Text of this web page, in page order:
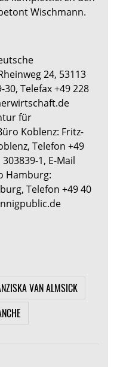
Wischmann.
24, 53113
Telefax +49 228
für
Koblenz: Fritz-
Telefon +49
1, E-Mail
Hamburg:
Telefon +49 40
VAN ALMSICK